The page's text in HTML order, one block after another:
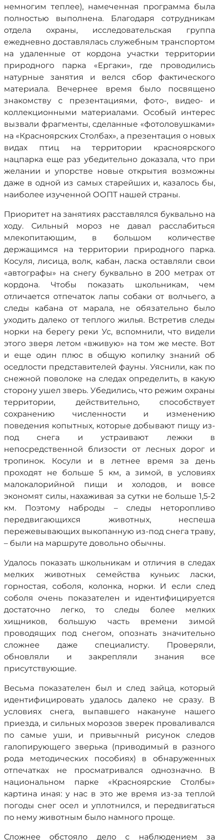
немногим теплее), намеченная программа была
полностью выполнена. Благодаря сотрудникам
отдела охраны, исследовательская группа
ежедневно доставлялась служебным транспортом
на удаленные от кордона участки территории
природного парка «Ергаки», где проводились
натурные занятия и велся сбор фактического
материала. Вечернее время было посвящено
знакомству с презентациями, фото-, видео- и
коллекционными материалами. Особый интерес
вызвали фрагменты, сделанные «фотоловушками»
на «Красноярских Столбах», а презентация о новых
видах птиц на территории красноярского
нацпарка еще раз убедительно доказала, что при
желании и упорстве новые открытия возможны
даже в одной из самых старейших и, казалось бы,
наиболее изученной ООПТ нашей страны.
Приоритет на занятиях расставлялся буквально на
ходу. Сильный мороз не давал расслабиться
млекопитающим, в большом количестве
держащимся на территории природного парка.
Косуля, лисица, волк, кабан, ласка оставляли свои
«автографы» на снегу буквально в 200 метрах от
кордона. Чтобы показать школьникам, чем
отличается отпечаток лапы собаки от волчьего, а
следы кабана от марала, не обязательно было
уходить далеко от теплого жилья. Встретив следы
норки на берегу реки Ус, вспомнили, что видели
этого зверя летом «вживую» на том же месте. Вот
и еще один плюс в общую копилку знаний об
оседлости представителей фауны. Уяснили, как по
снежной поволоке на следах определить, в какую
сторону ушел зверь. Убедились, что режим охраны
территории, действительно, способствует
сохранению численности и изменению
поведения копытных, которые добывают пищу из-
под снега и устраивают лежки в
непосредственной близости от лесных дорог и
тропинок. Косули и в летнее время за день
проходят не больше 5 км, а зимой, в условиях
малокалорийной пищи и холодов, и вовсе
экономят силы, нахаживая за сутки не больше 1,5-2
км. Поэтому наброды – следы неторопливо
передвигающихся животных, неспеша
пережевывающих выкопанную из-под снега траву,
– были на маршруте довольно обычны.
Удалось показать школьникам и отличия в следах
мелких животных семейства куньих: ласки,
горностая, соболя, колонка, норки. И если след
соболя очень показателен и идентифицируется
достаточно легко, то следы более мелких
хищников, большую часть времени зимой
проводящих под снегом, опознать значительно
сложнее даже специалисту. Проверяли,
обновляли и закрепляли знания все
присутствующие.
Весьма показателен был и след зайца, который
идентифицировать удалось далеко не сразу. В
условиях снега, выпавшего накануне нашего
приезда, и сильных морозов зверек проваливался
по самые уши, и привычный рисунок следов
галопирующего зверька (приводимый в разного
рода методических пособиях) в обнаруженных
отпечатках не просматривался однозначно. В
национальном парке «Красноярские Столбы»
картина иная: у нас в это же время из-за теплой
погоды снег осел и уплотнился, и передвигаться
по нему животным было намного проще.
Сложнее обстояло дело с наблюдением за